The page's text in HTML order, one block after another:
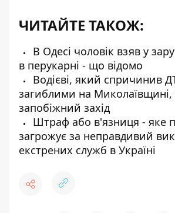
ЧИТАЙТЕ ТАКОЖ:
В Одесі чоловік взяв у
в перукарні - що відомо
Водієві, який спричинив
загиблими на Миколаївщині,
запобіжний захід
Штраф або в'язниця - яке
загрожує за неправдивий
екстрених служб в Україні